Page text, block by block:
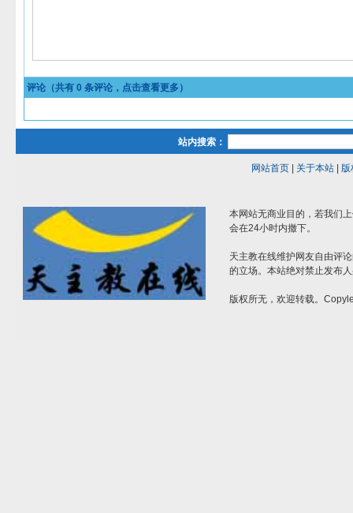
评论（共有 0 条评论，点击查看更多）
站内搜索：
网站首页| 关于本站| 版
本网站无商业目的，若我们
会在24小时内撤下。
天主教在线维护网友自由评
的立场。本站绝对禁止发布
版权所无，欢迎转载。